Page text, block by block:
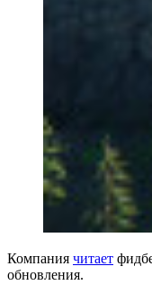
Компания читает
обновления.